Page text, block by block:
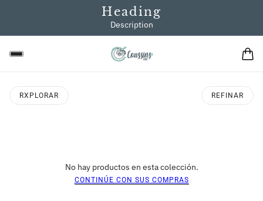
Heading
Description
RXPLORAR REFINAR
No hay productos en esta colección.
CONTINÚE CON SUS COMPRAS